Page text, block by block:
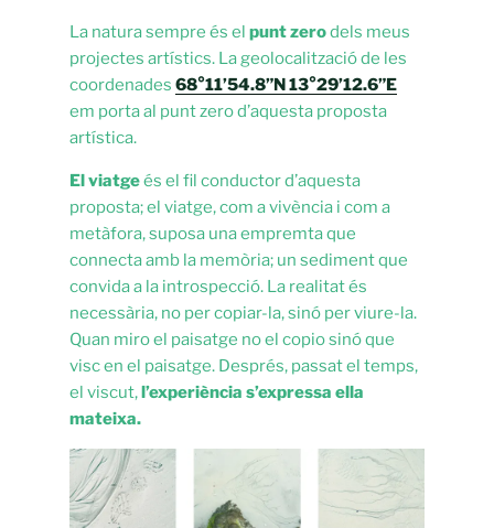
La natura sempre és el punt zerodels meus
projectes artístics. La geolocalització de les
coordenades 68°11’54.8”N 13°29’12.6”E
em porta al punt zero d’aquesta proposta
artística.
El viatgeés el fil conductor d’aquesta
proposta; el viatge, com a vivència i com a
metàfora, suposa una empremta que
connecta amb la memòria; un sediment que
convida a la introspecció. La realitat és
necessària, no per copiar-la, sinó per viure-la.
Quan miro el paisatge no el copio sinó que
visc en el paisatge. Després, passat el temps,
el viscut,l’experiència s’expressa ella
mateixa.